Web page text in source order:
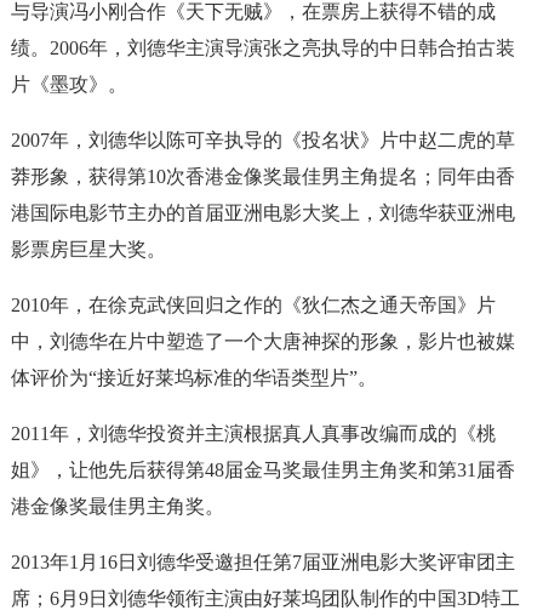
与导演冯小刚合作《天下无贼》，在票房上获得不错的成
绩。2006年，刘德华主演导演张之亮执导的中日韩合拍古装
片《墨攻》。
2007年，刘德华以陈可辛执导的《投名状》片中赵二虎的草
莽形象，获得第10次香港金像奖最佳男主角提名；同年由香
港国际电影节主办的首届亚洲电影大奖上，刘德华获亚洲电
影票房巨星大奖。
2010年，在徐克武侠回归之作的《狄仁杰之通天帝国》片
中，刘德华在片中塑造了一个大唐神探的形象，影片也被媒
体评价为“接近好莱坞标准的华语类型片”。
2011年，刘德华投资并主演根据真人真事改编而成的《桃
姐》，让他先后获得第48届金马奖最佳男主角奖和第31届香
港金像奖最佳男主角奖。
2013年1月16日刘德华受邀担任第7届亚洲电影大奖评审团主
席；6月9日刘德华领衔主演由好莱坞团队制作的中国3D特工